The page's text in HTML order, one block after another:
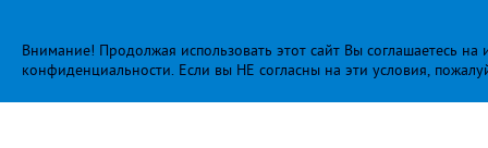
Внимание! Продолжая использовать этот сайт Вы соглашаетесь
конфиденциальности. Если вы НЕ согласны на эти условия,